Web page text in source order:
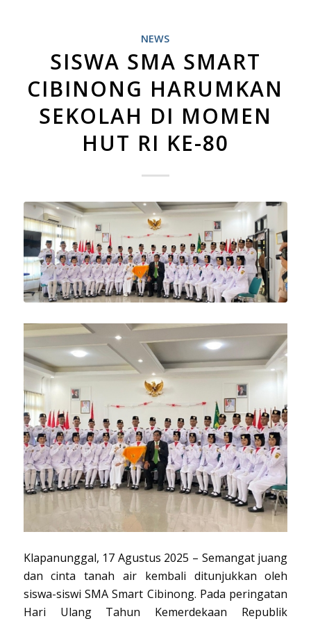
NEWS
SISWA SMA SMART
CIBINONG HARUMKAN
SEKOLAH DI MOMEN
HUT RI KE-80
Klapanunggal, 17 Agustus 2025 – Semangat juang
dan cinta tanah air kembali ditunjukkan oleh
siswa-siswi SMA Smart Cibinong. Pada peringatan
Hari Ulang Tahun Kemerdekaan Republik